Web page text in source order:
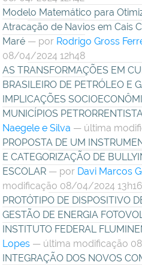
Modelo Matemático para
Atracação de Navios em Cais
Maré — por Rodrigo Gross
08/04/2024 12h48
AS TRANSFORMAÇÕES EM
BRASILEIRO DE PETRÓLEO E
IMPLICAÇÕES
MUNICÍPIOS
Naegele e Silva — última
PROPOSTA DE UM
E CATEGORIZAÇÃO DE
ESCOLAR — por Davi Marcos
modificação 08/04/2024 13h16
PROTÓTIPO DE DISPOSITIVO
GESTÃO DE ENERGIA
INSTITUTO FEDERAL
Lopes — última modificação
INTEGRAÇÃO DOS NOVOS